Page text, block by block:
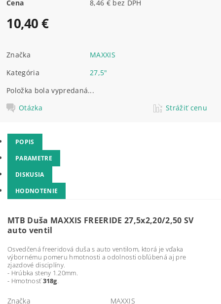
Cena 8,46 € bez DPH
10,40 €
Značka
MAXXIS
Kategória
27,5"
Položka bola vypredaná...
Otázka
Strážiť cenu
POPIS
PARAMETRE
DISKUSIA
HODNOTENIE
MTB Duša MAXXIS FREERIDE 27,5x2,20/2,50 SV
auto ventil
Osvedčená freeridová duša s auto ventilom, ktorá je vďaka
výbornému pomeru hmotnosti a odolnosti obľúbená aj pre
zjazdové disciplíny.
- Hrúbka steny 1.20mm.
- Hmotnosť318g.
Značka MAXXIS